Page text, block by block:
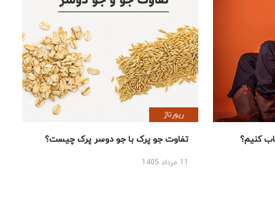
کنیم؟
رپورتاژ
تفاوت جو پرک با جو دوسر پرک چیست؟